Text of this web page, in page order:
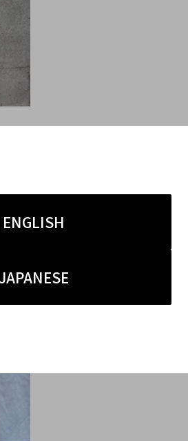
ENGLISH
く、ボトムスを選ばずにお使い
スとしてもお使いいただけそう